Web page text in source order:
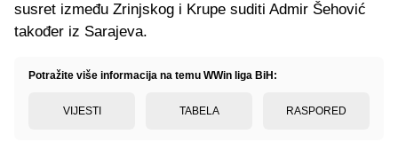
susret između Zrinjskog i Krupe suditi Admir Šehović
također iz Sarajeva.
Potražite više informacija na temu WWin liga BiH:
VIJESTI TABELA RASPORED